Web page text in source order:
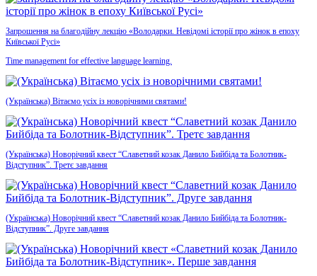
Запрошення на благодійну лекцію «Володарки. Невідомі історії про жінок в епоху
Київської Русі»
Time management for effective language learning.
(Українська) Вітаємо усіх із новорічними святами!
(Українська) Новорічний квест “Славетний козак Данило Бийбіда та Болотник-
Відступник”. Третє завдання
(Українська) Новорічний квест “Славетний козак Данило Бийбіда та Болотник-
Відступник”. Друге завдання